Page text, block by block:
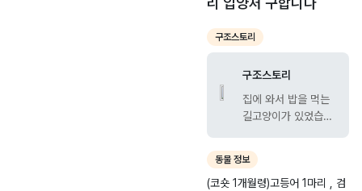
구조스토리
구조스토리
집에 와서 밥을 먹는
길고양이가 있었습니
시절부터 약 10년 이
상 밥을 챙겨주었으며
이사 후에도 빈집이
동물 정보
(코숏 1개월령)고등어 1마리 , 검